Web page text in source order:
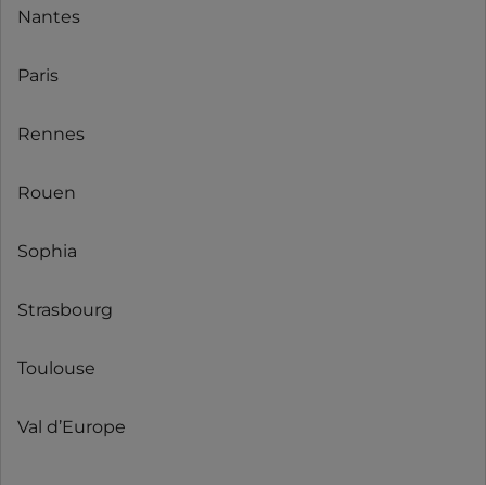
Nantes
Paris
Rennes
Rouen
Sophia
Strasbourg
Toulouse
Val d’Europe